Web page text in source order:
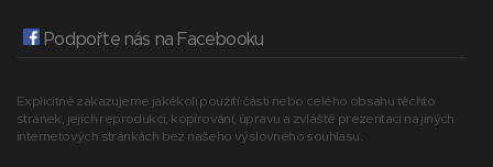
Podpořte nás na Facebooku
Explicitně zakazujeme jakékoli použití části nebo celého obsahu těchto
stránek, jejich reprodukci, kopírování, úpravu a zvláště prezentaci na jiných
internetových stránkách bez našeho výslovného souhlasu.